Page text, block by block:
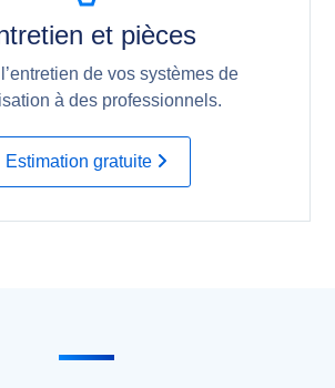
et pièces
de vos systèmes de
à des professionnels.
Estimation gratuite